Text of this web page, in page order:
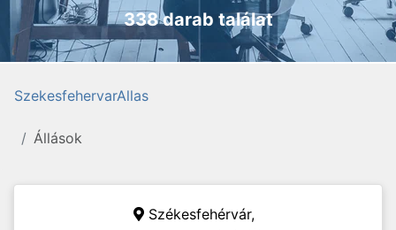
338 darab találat
SzekesfehervarAllas
Állások
Székesfehérvár,